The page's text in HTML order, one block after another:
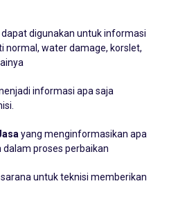
digunakan untuk informasi
water damage, korslet,
informasi apa saja
yang menginformasikan apa
proses perbaikan
sarana untuk teknisi memberikan